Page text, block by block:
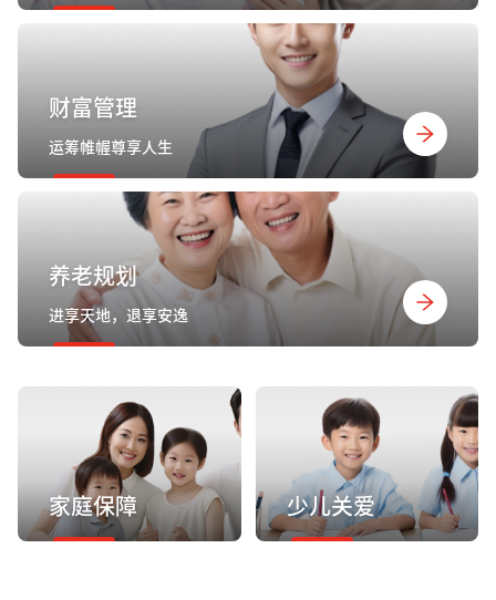
财富管理
运筹帷幄尊享人生
养老规划
进享天地，退享安逸
家庭保障 少儿关爱